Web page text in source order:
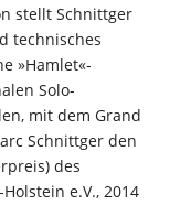
stellt Schnittger
technisches
»Hamlet«-
Solo-
mit dem Grand
Schnittger den
des
e.V., 2014